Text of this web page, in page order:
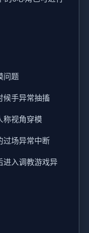
问题
候手异常抽搐
称视角穿模
过场异常中断
进入调教游戏异